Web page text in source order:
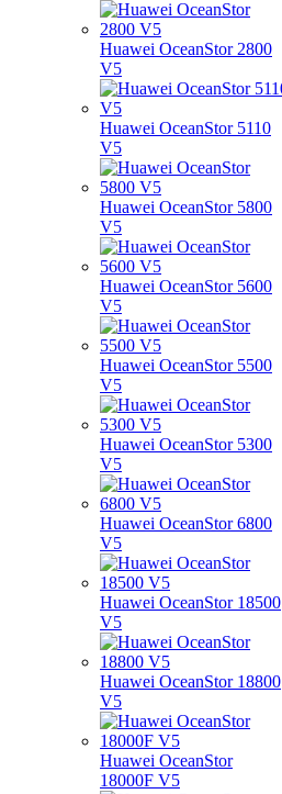
Huawei OceanStor 2800
V5
Huawei OceanStor 5110
V5
Huawei OceanStor 5800
V5
Huawei OceanStor 5600
V5
Huawei OceanStor 5500
V5
Huawei OceanStor 5300
V5
Huawei OceanStor 6800
V5
Huawei OceanStor 18500
V5
Huawei OceanStor 18800
V5
Huawei OceanStor
18000F V5